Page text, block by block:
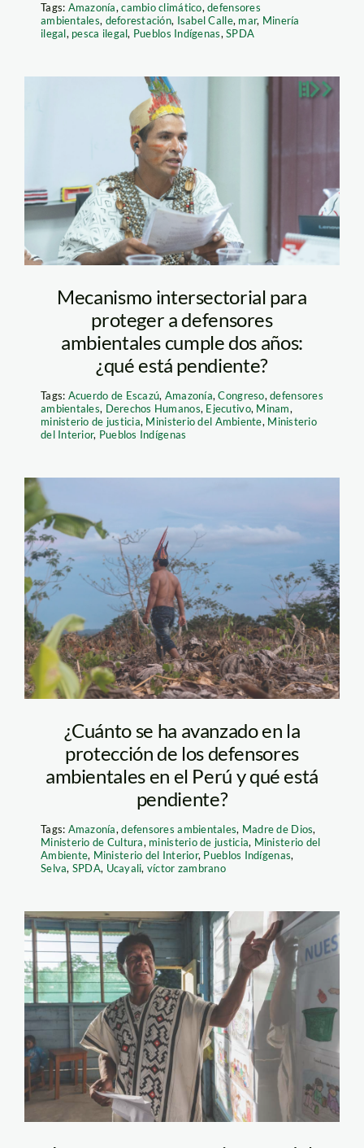
Tags: Amazonía,cambio climático,defensores
ambientales, deforestación, Isabel Calle, mar, Minería
ilegal, pesca ilegal, Pueblos Indígenas,SPDA
Arbildo-Defensor-
SPDA
Mecanismo intersectorial para
proteger a defensores
ambientales cumple dos años:
¿qué está pendiente?
Tags: Acuerdo de Escazú, Amazonía,Congreso,defensores
ambientales, Derechos Humanos, Ejecutivo, Minam,
ministerio de justicia, Ministerio del Ambiente, Ministerio
del Interior, Pueblos Indígenas
boca-pariamanu—
diego-perez—spda
¿Cuánto se ha avanzado en la
protección de los defensores
ambientales en el Perú y qué está
pendiente?
Tags: Amazonía,defensores ambientales, Madre de Dios,
Ministerio de Cultura, ministerio de justicia, Ministerio del
Ambiente, Ministerio del Interior, Pueblos Indígenas,
Selva, SPDA, Ucayali, víctor zambrano
defensores-
indígenas5_Diego-
Pérez